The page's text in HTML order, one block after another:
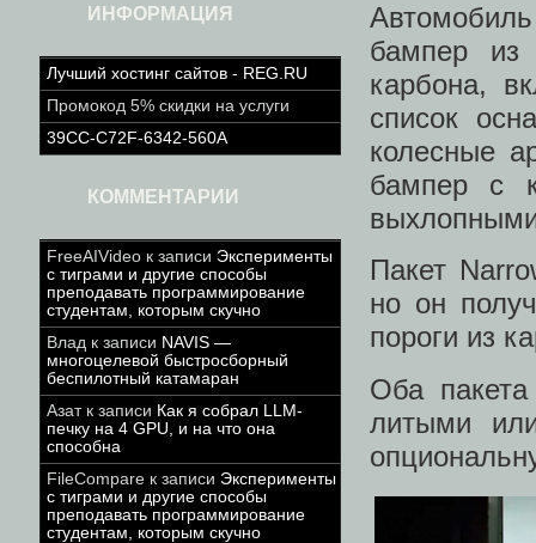
ИНФОРМАЦИЯ
Лучший хостинг сайтов - REG.RU
Промокод 5% скидки на услуги
39CC-C72F-6342-560A
КОММЕНТАРИИ
FreeAIVideo к записи Эксперименты
с тиграми и другие способы
преподавать программирование
студентам, которым скучно
Влад к записи NAVIS —
многоцелевой быстросборный
беспилотный катамаран
Азатк записи Как я собрал LLM-
печку на 4 GPU, и на что она
способна
FileCompare к записи Эксперименты
с тиграми и другие способы
преподавать программирование
студентам, которым скучно
бампер из
карбона,
список
колесные
бампер с
Пакет
но он
пороги из
Оба
литыми